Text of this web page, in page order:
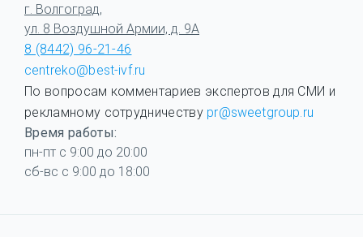
г. Волгоград,
ул. 8 Воздушной Армии, д. 9А
8 (8442) 96-21-46
centreko@best-ivf.ru
По вопросам комментариев экспертов для СМИ и
рекламному сотрудничеству pr@sweetgroup.ru
Время работы:
пн-пт с 9:00 до 20:00
сб-вс с 9:00 до 18:00